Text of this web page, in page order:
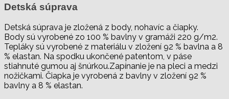
Detská súprava
Detská súprava je zložená z body, nohavíc a čiapky.
Body sú vyrobené zo 100 % bavlny v gramáži 220 g/m2.
Tepláky sú vyrobené z materiálu v zložení 92 % bavlna a 8
% elastan. Na spodku ukončené patentom, v páse
stiahnuté gumou aj šnúrkou.Zapínanie je na pleci a medzi
nožičkami. Čiapka je vyrobená z bavlny v zložení 92 %
bavlny a 8 % elastan.